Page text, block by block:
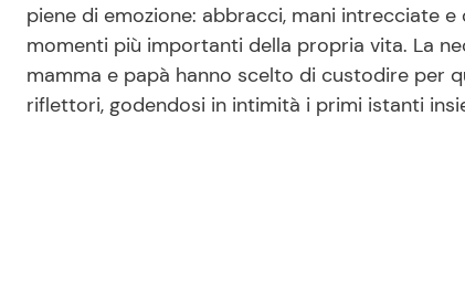
piene di emozione: abbracci, mani intrecciate
momenti più importanti della propria vita. La
mamma e papà hanno scelto di custodire per
riflettori, godendosi in intimità i primi istanti